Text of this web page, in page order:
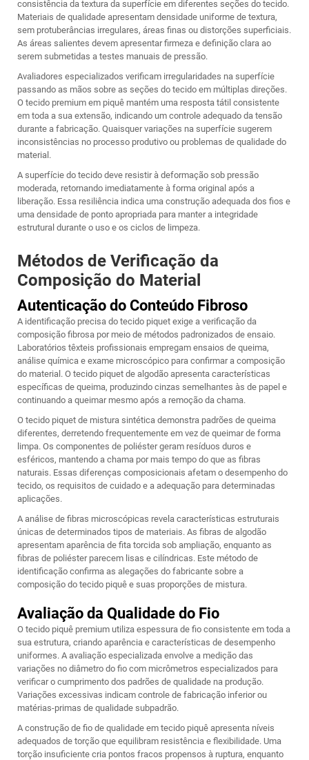
consistência da textura da superfície em diferentes seções do tecido.
Materiais de qualidade apresentam densidade uniforme de textura,
sem protuberâncias irregulares, áreas finas ou distorções superficiais.
As áreas salientes devem apresentar firmeza e definição clara ao
serem submetidas a testes manuais de pressão.
Avaliadores especializados verificam irregularidades na superfície
passando as mãos sobre as seções do tecido em múltiplas direções.
O tecido premium em piquê mantém uma resposta tátil consistente
em toda a sua extensão, indicando um controle adequado da tensão
durante a fabricação. Quaisquer variações na superfície sugerem
inconsistências no processo produtivo ou problemas de qualidade do
material.
A superfície do tecido deve resistir à deformação sob pressão
moderada, retornando imediatamente à forma original após a
liberação. Essa resiliência indica uma construção adequada dos fios e
uma densidade de ponto apropriada para manter a integridade
estrutural durante o uso e os ciclos de limpeza.
Métodos de Verificação da
Composição do Material
Autenticação do Conteúdo Fibroso
A identificação precisa do tecido piquet exige a verificação da
composição fibrosa por meio de métodos padronizados de ensaio.
Laboratórios têxteis profissionais empregam ensaios de queima,
análise química e exame microscópico para confirmar a composição
do material. O tecido piquet de algodão apresenta características
específicas de queima, produzindo cinzas semelhantes às de papel e
continuando a queimar mesmo após a remoção da chama.
O tecido piquet de mistura sintética demonstra padrões de queima
diferentes, derretendo frequentemente em vez de queimar de forma
limpa. Os componentes de poliéster geram resíduos duros e
esféricos, mantendo a chama por mais tempo do que as fibras
naturais. Essas diferenças composicionais afetam o desempenho do
tecido, os requisitos de cuidado e a adequação para determinadas
aplicações.
A análise de fibras microscópicas revela características estruturais
únicas de determinados tipos de materiais. As fibras de algodão
apresentam aparência de fita torcida sob ampliação, enquanto as
fibras de poliéster parecem lisas e cilíndricas. Este método de
identificação confirma as alegações do fabricante sobre a
composição do tecido piquê e suas proporções de mistura.
Avaliação da Qualidade do Fio
O tecido piquê premium utiliza espessura de fio consistente em toda a
sua estrutura, criando aparência e características de desempenho
uniformes. A avaliação especializada envolve a medição das
variações no diâmetro do fio com micrômetros especializados para
verificar o cumprimento dos padrões de qualidade na produção.
Variações excessivas indicam controle de fabricação inferior ou
matérias-primas de qualidade subpadrão.
A construção de fio de qualidade em tecido piquê apresenta níveis
adequados de torção que equilibram resistência e flexibilidade. Uma
torção insuficiente cria pontos fracos propensos à ruptura, enquanto